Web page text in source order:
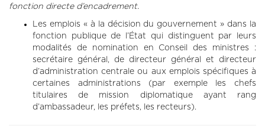
fonction directe d’encadrement.
Les emplois « à la décision du gouvernement » dans la
fonction publique de l’État qui distinguent par leurs
modalités de nomination en Conseil des ministres :
secrétaire général, de directeur général et directeur
d’administration centrale ou aux emplois spécifiques à
certaines administrations (par exemple les chefs
titulaires de mission diplomatique ayant rang
d’ambassadeur, les préfets, les recteurs).